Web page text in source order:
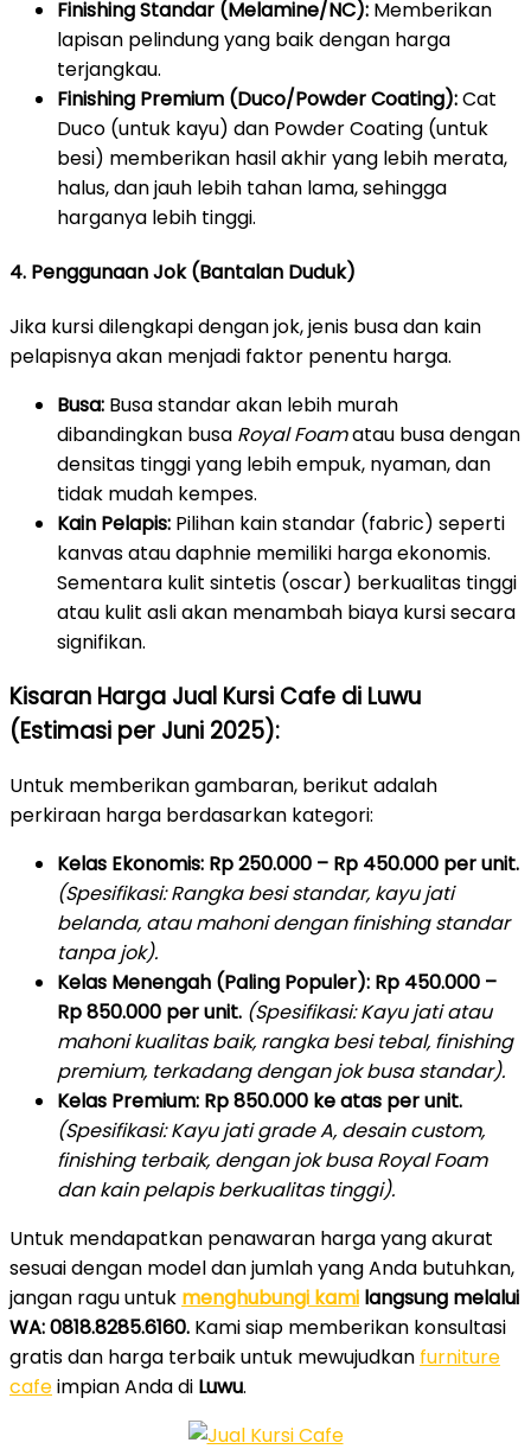
Finishing Standar (Melamine/NC): Memberikan
lapisan pelindung yang baik dengan harga
terjangkau.
Finishing Premium (Duco/Powder Coating):Cat
Duco (untuk kayu) dan Powder Coating (untuk
besi) memberikan hasil akhir yang lebih merata,
halus, dan jauh lebih tahan lama, sehingga
harganya lebih tinggi.
4. Penggunaan Jok (Bantalan Duduk)
Jika kursi dilengkapi dengan jok, jenis busa dan kain
pelapisnya akan menjadi faktor penentu harga.
Busa: Busa standar akan lebih murah
dibandingkan busa Royal Foamatau busa dengan
densitas tinggi yang lebih empuk, nyaman, dan
tidak mudah kempes.
Kain Pelapis: Pilihan kain standar (fabric) seperti
kanvas atau daphnie memiliki harga ekonomis.
Sementara kulit sintetis (oscar) berkualitas tinggi
atau kulit asli akan menambah biaya kursi secara
signifikan.
Kisaran Harga Jual Kursi Cafe di Luwu
(Estimasi per Juni 2025):
Untuk memberikan gambaran, berikut adalah
perkiraan harga berdasarkan kategori:
Kelas Ekonomis: Rp 250.000 – Rp 450.000 per unit.
(Spesifikasi: Rangka besi standar, kayu jati
belanda, atau mahoni dengan finishing standar
tanpa jok).
Kelas Menengah (Paling Populer): Rp 450.000 –
Rp 850.000 per unit. (Spesifikasi: Kayu jati atau
mahoni kualitas baik, rangka besi tebal, finishing
premium, terkadang dengan jok busa standar).
Kelas Premium: Rp 850.000 ke atas per unit.
(Spesifikasi: Kayu jati grade A, desain custom,
finishing terbaik, dengan jok busa Royal Foam
dan kain pelapis berkualitas tinggi).
Untuk mendapatkan penawaran harga yang akurat
sesuai dengan model dan jumlah yang Anda butuhkan,
jangan ragu untuk menghubungi kami langsung melalui
WA: 0818.8285.6160. Kami siap memberikan konsultasi
gratis dan harga terbaik untuk mewujudkan furniture
cafeimpian Anda di Luwu.